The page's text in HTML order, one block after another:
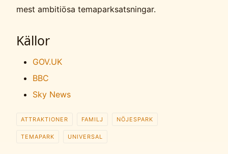
mest ambitiösa temaparksatsningar.
Källor
GOV.UK
BBC
Sky News
ATTRAKTIONER FAMILJ NÖJESPARK
TEMAPARK UNIVERSAL